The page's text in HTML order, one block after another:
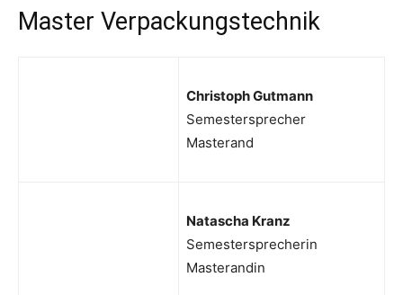
Master Verpackungstechnik
Christoph Gutmann
Semestersprecher
Masterand
Natascha Kranz
Semestersprecherin
Masterandin